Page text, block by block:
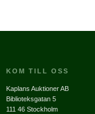
KOM TILL OSS
Kaplans Auktioner AB
Biblioteksgatan 5
111 46 Stockholm